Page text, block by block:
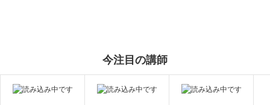
今注目の講師